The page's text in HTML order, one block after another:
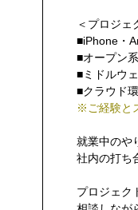
＜プロジェ
■iPhone・
■オープン
■ミドルウ
■クラウド
※ご経験と
就業中のや
社内の打ち
プロジェク